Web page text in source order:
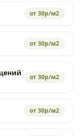
от 30р/м2
от 30р/м2
от 30р/м2
от 30р/м2